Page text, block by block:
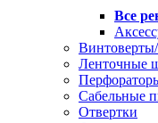
Все
Ленточные
Сабельные
Отвертки